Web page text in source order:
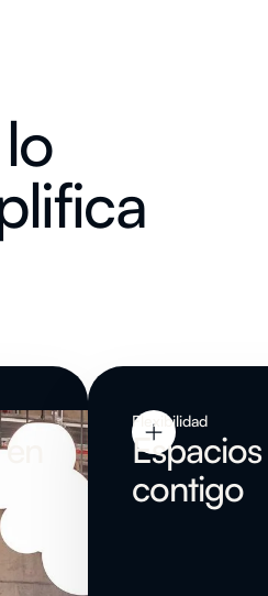
Flexibilidad
contigo